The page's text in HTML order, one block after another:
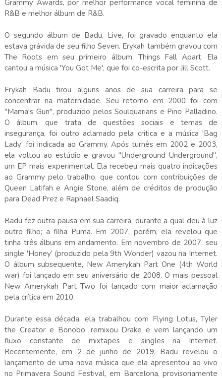
Grammy Awards, por melhor performance vocal feminina de
R&B e melhor álbum de R&B.
O segundo álbum de Badu, Live, foi gravado enquanto ela
estava grávida de seu filho Seven. Erykah também gravou com
The Roots em seu primeiro álbum, Things Fall Apart. Ela
cantou a música 'You Got Me', que foi co-escrita por Jill Scott.
Erykah Badu tirou alguns anos de sua carreira para se
concentrar na maternidade. Seu retorno em 2000 foi com
"Mama's Gun", produzido pelos Soulquarians e Pino Palladino.
O álbum, que trata de questões sociais e temas de
insegurança, foi outro aclamado pela critica e a música 'Bag
Lady' foi indicada ao Grammy. Após turnês em 2002 e 2003,
ela voltou ao estúdio e gravou "Underground Underground",
um EP mais experimental. Ela recebeu mais quatro indicações
ao Grammy pelo trabalho, que contou com contribuições de
Queen Latifah e Angie Stone, além de créditos de produção
para Dead Prez e Raphael Saadiq.
Badu fez outra pausa em sua carreira, durante a qual deu à luz
outro filho; a filha Puma. Em 2007, porém, ela revelou que
tinha três álbuns em andamento. Em novembro de 2007, seu
single 'Honey' (produzido pela 9th Wonder) vazou na Internet.
O álbum subsequente, New Amerykah Part One (4th World
war) foi lançado em seu aniversário de 2008. O mais pessoal
New Amerykah Part Two foi lançado com maior aclamação
pela crítica em 2010.
Durante essa década, ela trabalhou com Flying Lotus, Tyler
the Creator e Bonobo, remixou Drake e vem lançando um
fluxo constante de mixtapes e singles na Internet.
Recentemente, em 2 de junho de 2019, Badu revelou o
lançamento de uma nova música que ela apresentou ao vivo
no Primavera Sound Festival, em Barcelona, provisoriamente